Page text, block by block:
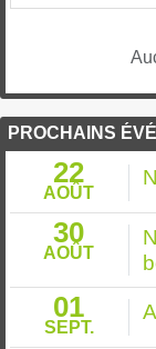
PROCHAINS
22
AOÛT
30
AOÛT
01
SEPT.